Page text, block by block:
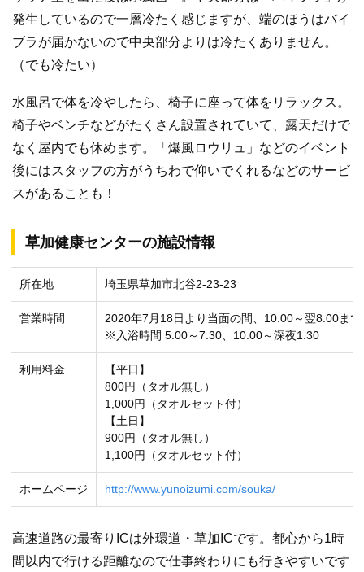
発生しているので一層冷たく感じますが、端のほうはバイ
ブラが届かないので中央部分よりは冷たくありません。
（でも冷たい）
水風呂で体を冷やしたら、椅子に座って体をリラックス。
椅子やベンチなどがたくさん設置されていて、露天だけで
なく屋内でも休めます。「爆風ロウリュ」などのイベント
後にはスタッフの方がうちわで仰いでくれるなどのサービ
スがあることも！
草加健康センターの施設情報
所在地 埼玉県草加市北谷2-23-23
営業時間
2020年7月18日より当面の間、10:00～翌8:00まで
※入浴時間 5:00～7:30、10:00～深夜1:30
利用料金
【平日】
800円（タオル無し）
1,000円（タオルセット付）
【土日】
900円（タオル無し）
1,100円（タオルセット付）
ホームページ http://www.yunoizumi.com/souka/
高速道路の最寄りICは外環道・草加ICです。都心から1時
間以内で行ける距離なので仕事終わりにも行きやすいです